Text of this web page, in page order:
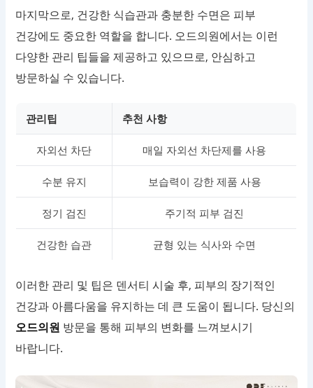
마지막으로, 건강한 식습관과 충분한 수면은 피부
건강에도 중요한 역할을 합니다. 오드의원에서는 이런
다양한 관리 팁들을 제공하고 있으므로, 안심하고
방문하실 수 있습니다.
관리팁 추천 사항
자외선 차단 매일 자외선 차단제를 사용
수분 유지 보습력이 강한 제품 사용
정기 검진 주기적 피부 검진
건강한 습관 균형 있는 식사와 수면
이러한 관리 및 팁은 덴서티 시술 후, 피부의 장기적인
건강과 아름다움을 유지하는 데 큰 도움이 됩니다. 당신의
오드의원 방문을 통해 피부의 변화를 느껴보시기
바랍니다.